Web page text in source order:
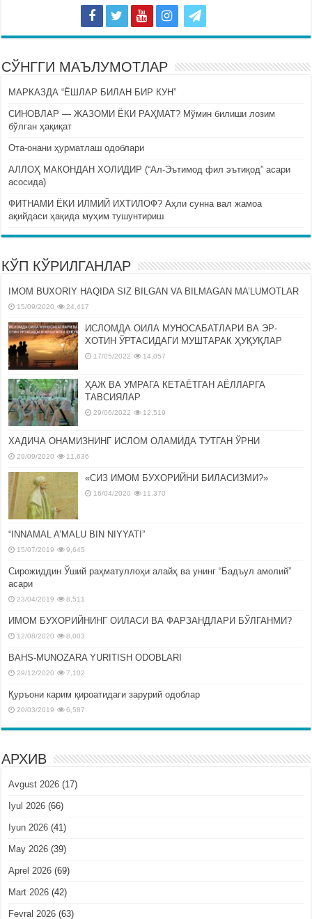
СЎНГГИ МАЪЛУМОТЛАР
МАРКАЗДА “ЁШЛАР БИЛАН БИР КУН”
СИНОВЛАР — ЖАЗОМИ ЁКИ РАҲМАТ? Мўмин билиши лозим
бўлган ҳақиқат
Ота-онани ҳурматлаш одоблари
АЛЛОҲ МАКОНДАН ХОЛИДИР (“Ал-Эътимод фил эътиқод” асари
асосида)
ФИТНАМИ ЁКИ ИЛМИЙ ИХТИЛОФ? Аҳли сунна вал жамоа
ақийдаси ҳақида муҳим тушунтириш
КЎП КЎРИЛГАНЛАР
IMOM BUXORIY HAQIDA SIZ BILGAN VA BILMAGAN MA’LUMOTLAR
15/09/2020 24,417
ИСЛОМДА ОИЛА МУНОСАБАТЛАРИ ВА ЭР-
ХОТИН ЎРТАСИДАГИ МУШТАРАК ҲУҚУҚЛАР
17/05/2022 14,057
ҲАЖ ВА УМРАГА КЕТАЁТГАН АЁЛЛАРГА
ТАВСИЯЛАР
29/06/2022 12,519
ХАДИЧА ОНАМИЗНИНГ ИСЛОМ ОЛАМИДА ТУТГАН ЎРНИ
29/09/2020 11,636
«СИЗ ИМОМ БУХОРИЙНИ БИЛАСИЗМИ?»
16/04/2020 11,370
“INNAMAL A’MALU BIN NIYYATI”
15/07/2019 9,645
Сирожиддин Ўший раҳматуллоҳи алайҳ ва унинг “Бадъул амолий”
асари
23/04/2019 8,511
ИМОМ БУХОРИЙНИНГ ОИЛАСИ ВА ФАРЗАНДЛАРИ БЎЛГАНМИ?
12/08/2020 8,003
BAHS-MUNOZARA YURITISH ODOBLARI
29/12/2020 7,102
Қуръони карим қироатидаги зарурий одоблар
20/03/2019 6,587
АРХИВ
Avgust 2026 (17)
Iyul 2026 (66)
Iyun 2026 (41)
May 2026 (39)
Aprel 2026 (69)
Mart 2026 (42)
Fevral 2026 (63)